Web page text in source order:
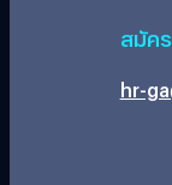
สมัค
hr-